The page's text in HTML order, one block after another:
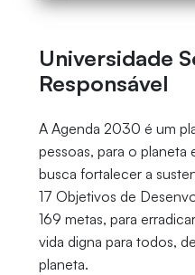
Universidade
Responsável
A Agenda 2030 é um
pessoas, para o planeta
busca fortalecer a
17 Objetivos de
169 metas, para
vida digna para todos,
planeta.